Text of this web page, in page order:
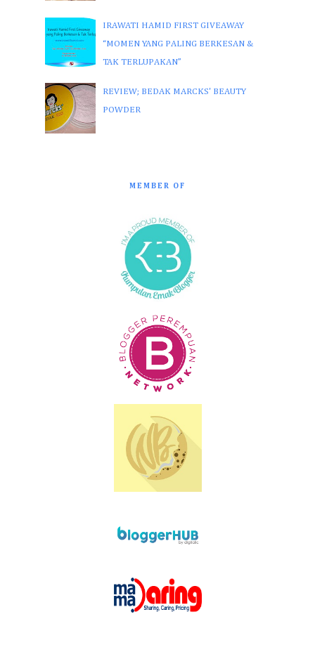
IRAWATI HAMID FIRST GIVEAWAY
“MOMEN YANG PALING BERKESAN &
TAK TERLUPAKAN”
REVIEW; BEDAK MARCKS' BEAUTY
POWDER
MEMBER OF